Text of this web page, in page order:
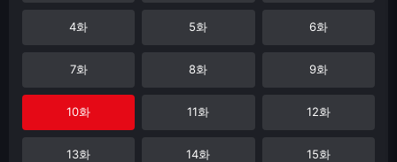
4화 5화 6화
7화 8화 9화
10화 11화 12화
13화 14화 15화